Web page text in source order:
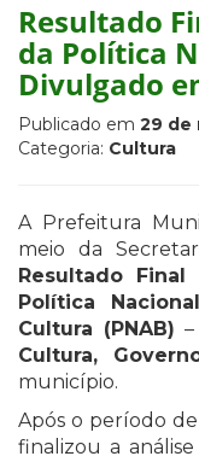
Resultado
da Política
Divulgado
Publicado em 29 de
Categoria: Cultura
A Prefeitura
meio da
Resultado Final
Política
Cultura (PNAB)
Cultura,
município.
Após o período de
finalizou a